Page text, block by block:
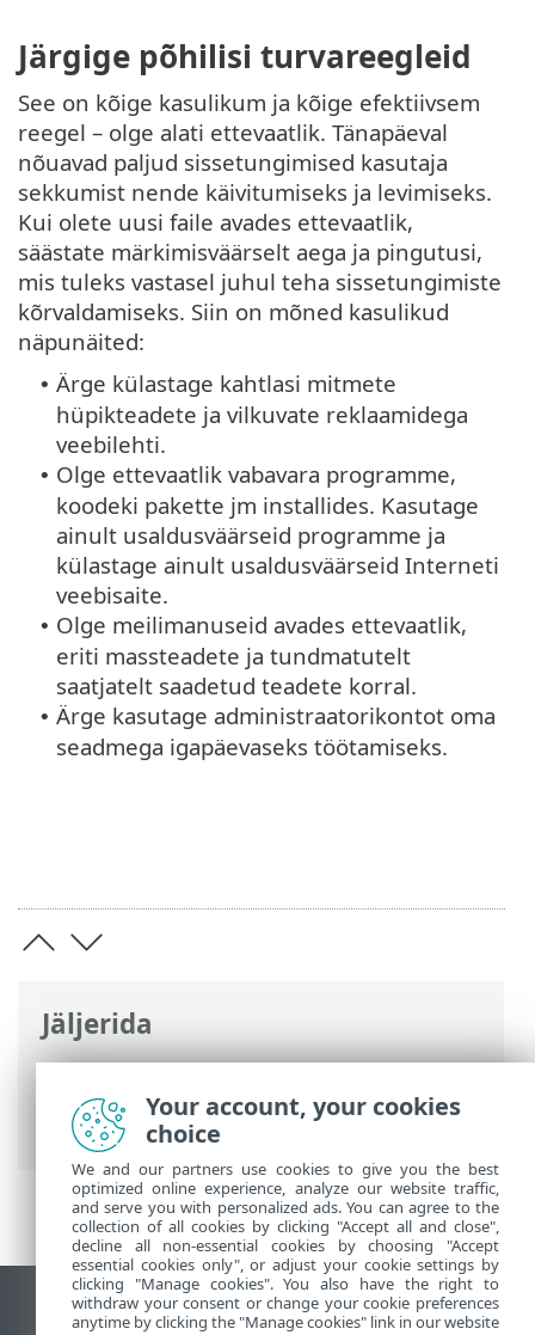
Jäljerida
ESET-i veebispikker>ESET Small Business
Security >ESET Small Business Security>
Ennetamine
Järgige põhilisi turvareegleid
See on kõige kasulikum ja kõige efektiivsem
reegel – olge alati ettevaatlik. Tänapäeval
nõuavad paljud sissetungimised kasutaja
sekkumist nende käivitumiseks ja levimiseks.
Kui olete uusi faile avades ettevaatlik,
säästate märkimisväärselt aega ja pingutusi,
mis tuleks vastasel juhul teha sissetungimiste
kõrvaldamiseks. Siin on mõned kasulikud
näpunäited:
• Ärge külastage kahtlasi mitmete
hüpikteadete ja vilkuvate reklaamidega
veebilehti.
• Olge ettevaatlik vabavara programme,
koodeki pakette jm installides. Kasutage
ainult usaldusväärseid programme ja
külastage ainult usaldusväärseid Interneti
veebisaite.
• Olge meilimanuseid avades ettevaatlik,
eriti massteadete ja tundmatutelt
saatjatelt saadetud teadete korral.
• Ärge kasutage administraatorikontot oma
seadmega igapäevaseks töötamiseks.
Vaata tavaarvutile mõeldud veebilehte
Your account, your cookies
choice
We and our partners use cookies to give you the best
optimized online experience, analyze our website traffic,
and serve you with personalized ads. You can agree to the
collection of all cookies by clicking "Accept all and close",
decline all non-essential cookies by choosing "Accept
essential cookies only", or adjust your cookie settings by
clicking "Manage cookies". You also have the right to
withdraw your consent or change your cookie preferences
anytime by clicking the "Manage cookies" link in our website